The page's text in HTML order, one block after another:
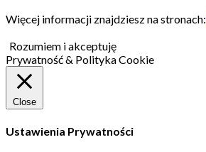
Więcej informacji znajdziesz na stronach:
Rozumiem i akceptuję
Prywatność & Polityka Cookie
Close
Ustawienia Prywatności